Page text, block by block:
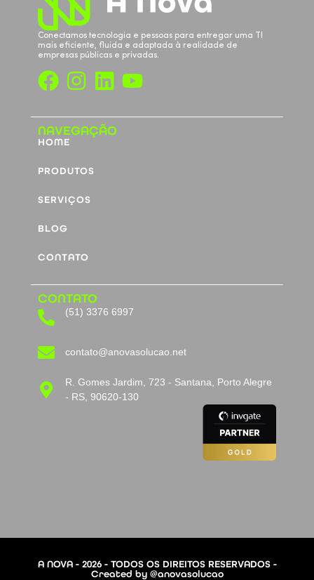
Conectamos tecnologia e pessoas para entregar uma TI
mais eficiente, fluida e adaptada à realidade de
empresas públicas e privadas.
NAVEGAÇÃO
HOME
PRODUTOS
SERVIÇOS
BLOG
CONTATO
CONTATO
(51) 3376 6997
contato@anovasolucao.net
R. Gomes Jardim, 723 - Santana, Porto Alegre
- RS, 90620-130
A NOVA - 2026 - TODOS OS DIREITOS RESERVADOS -
Created by @anovasolucao